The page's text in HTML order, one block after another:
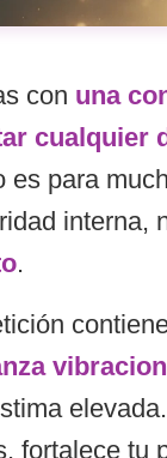
con una
cualquier
es para
interna,
.
fortalece tu